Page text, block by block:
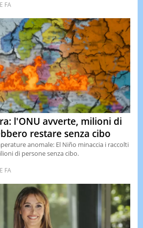
FA
l'ONU avverte, milioni di
restare senza cibo
anomale: El Niño minaccia i raccolti
di persone senza cibo.
FA